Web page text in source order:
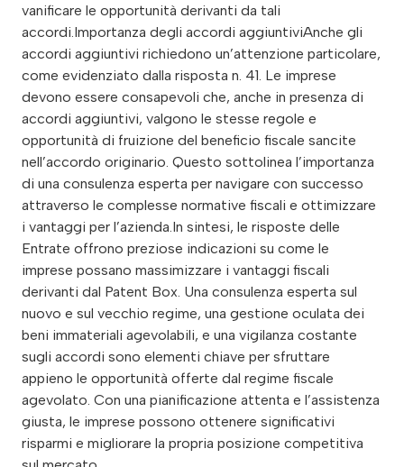
vanificare le opportunità derivanti da tali
accordi.Importanza degli accordi aggiuntiviAnche gli
accordi aggiuntivi richiedono un’attenzione particolare,
come evidenziato dalla risposta n. 41. Le imprese
devono essere consapevoli che, anche in presenza di
accordi aggiuntivi, valgono le stesse regole e
opportunità di fruizione del beneficio fiscale sancite
nell’accordo originario. Questo sottolinea l’importanza
di una consulenza esperta per navigare con successo
attraverso le complesse normative fiscali e ottimizzare
i vantaggi per l’azienda.In sintesi, le risposte delle
Entrate offrono preziose indicazioni su come le
imprese possano massimizzare i vantaggi fiscali
derivanti dal Patent Box. Una consulenza esperta sul
nuovo e sul vecchio regime, una gestione oculata dei
beni immateriali agevolabili, e una vigilanza costante
sugli accordi sono elementi chiave per sfruttare
appieno le opportunità offerte dal regime fiscale
agevolato. Con una pianificazione attenta e l’assistenza
giusta, le imprese possono ottenere significativi
risparmi e migliorare la propria posizione competitiva